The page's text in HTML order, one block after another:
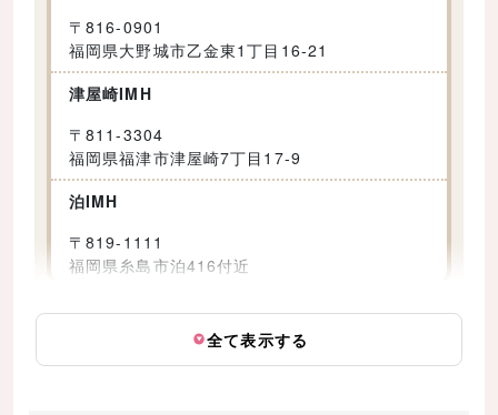
〒816-0901
福岡県大野城市乙金東1丁目16-21
津屋崎IMH
〒811-3304
福岡県福津市津屋崎7丁目17-9
泊IMH
〒819-1111
福岡県糸島市泊416付近
全て表示する